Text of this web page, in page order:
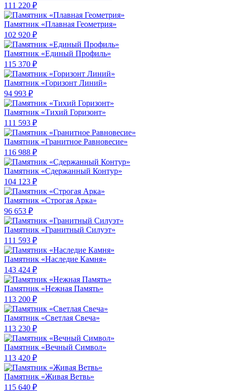
111 220 ₽
Памятник «Плавная Геометрия»
102 920 ₽
Памятник «Единый Профиль»
115 370 ₽
Памятник «Горизонт Линий»
94 993 ₽
Памятник «Тихий Горизонт»
111 593 ₽
Памятник «Гранитное Равновесие»
116 988 ₽
Памятник «Сдержанный Контур»
104 123 ₽
Памятник «Строгая Арка»
96 653 ₽
Памятник «Гранитный Силуэт»
111 593 ₽
Памятник «Наследие Камня»
143 424 ₽
Памятник «Нежная Память»
113 200 ₽
Памятник «Светлая Свеча»
113 230 ₽
Памятник «Вечный Символ»
113 420 ₽
Памятник «Живая Ветвь»
115 640 ₽